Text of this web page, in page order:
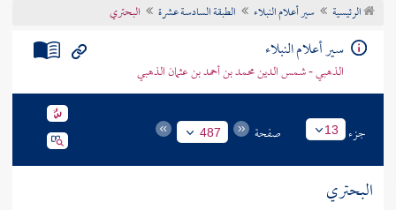
تراجم الأعلام
الرئيسية سير أعلام النبلاء الطبقة السادسة عشرة البحتري
سير أعلام النبلاء
الذهبي - شمس الدين محمد بن أحمد بن عثمان الذهبي
جزء 13 صفحة 487
البحتري